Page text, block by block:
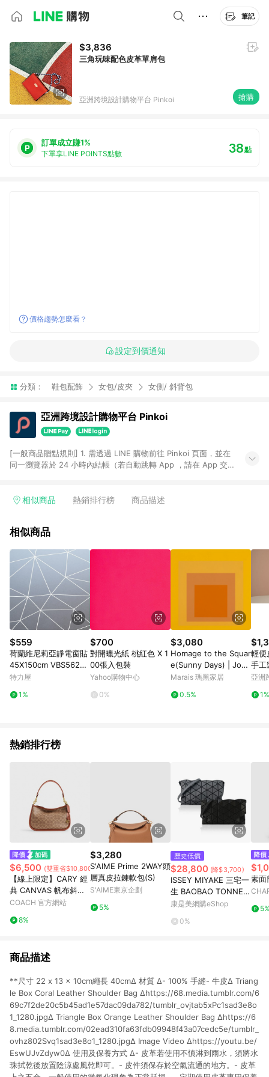
筆記
$3,836
三角玩味配色皮革單肩包
亞洲跨境設計購物平台 Pinkoi 搶購
訂單成立賺1%
下單享LINE POINTS點數 38點
價格趨勢怎麼看？
設定到價通知
分類： 鞋包配飾 女包/皮夾 女側/ 斜背包
亞洲跨境設計購物平台 Pinkoi
[一般商品贈點規則] 1. 需透過 LINE 購物前往 Pinkoi 頁面，並在
同一瀏覽器於 24 小時內結帳（若自動跳轉 App ，請在 App 交
回饋訂單不得享有 Pinkoi 站方優惠，例如首購優惠，P coins，
行為，不具贈點資格，部分退款不在此限。 6. APP 請更新至
貨後 45 天後發送。 8. 群眾募資商品，禮物卡，開館保證金，補
運費，攤位費等不具贈點資格。 9. LINE 購物站上之商品規格、
顏色、價位、贈品如與 Pinkoi 商品資訊頁及購物車不符，以
Pinkoi 購物商品資訊頁及購物車標示為準。 10. 點數紅包使用規
則請以點數紅包活動說明為準。 11. 若於 LINE 購物前往 Pinkoi
頁面後才首次下載 Pinkoi APP 並完成訂單，不符合導購資格；承
上，首次下載 Pinkoi APP 後，需透過 LINE 購物前往 Pinkoi 頁
面，方享導購資格。
相似商品 熱銷排行榜 商品描述
相似商品
$559
荷蘭維尼莉亞靜電窗貼
45X150cm VBS56227
多邊形
特力屋
1%
$700
對開蠟光紙 桃紅色 X 1
00張入包裝
Yahoo購物中心
0%
$3,080
Homage to the Squar
e(Sunny Days) | Jose
f Albers - 銀色鋁框-中
Marais 瑪黑家居
0.5%
輕便
手工
刻字
亞洲
1%
熱銷排行榜
$6,500 (雙重省$10,800)
【線上限定】CARY 經
典 CANVAS 帆布斜背
手袋
COACH 官方網站
8%
$3,280
S'AIME Prime 2WAY頭
層真皮拉鍊軟包(S)
S'AIME東京企劃
5%
歷史低價
$28,800 (降$3,700)
ISSEY MIYAKE 三宅一
生 BAOBAO TONNEA
U MATTE霧面幾何菱
康是美網購eShop
0%
素面
商品描述
**尺寸 22 x 13 x 10cm繩長 40cm∆ 材質 ∆- 100% 手縫- 牛皮∆ Triang
le Box Coral Leather Shoulder Bag ∆https://68.media.tumblr.com/6
69c7f2de20c5b45ad1e57dac09da782/tumblr_ovjtab5xPc1sad3e8o
1_1280.jpg∆ Triangle Box Orange Leather Shoulder Bag ∆https://6
8.media.tumblr.com/02ead310fa63fdb09948f43a07cedc5e/tumblr_
ovhz802Svq1sad3e8o1_1280.jpg∆ Image Video ∆https://youtu.be/
EswUJvZdyw0∆ 使用及保養方式 ∆- 皮革若使用不慎淋到雨水，須將水
珠拭乾後放置陰涼處風乾即可。- 皮件須保存於空氣流通的地方。- 皮革